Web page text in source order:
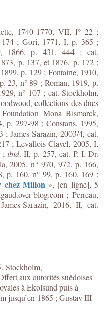
1740-1770, VII, f° 22 ;
; Gori, 1771, I, p. 365 ;
1866, p. 431, 444 ; cat.
p. 137, et 1876, p. 172 ;
p. 129 ; Fontaine, 1910,
23, n° 89 ; Roman, 1919, p.
n° 107 ; cat. Stockholm,
collections des ducs
Mona Bismarck,
p. 297-98 ; Constans, 1995,
James-Sarazin, 2003/4, cat.
; Levallois-Clavel, 2005, I,
; ibid. II, p. 257, cat. P.-I. Dr.
2005, n° 970, 972, p. 166,
p. 160, n° 99, p. 160, 169 ;
chez Millon », [en ligne], 5
blog.com ; Perreau,
Sarazin, 2016, II, cat.
Stockholm,
aux autorités suédoises
à Ekolsund puis à
jusqu’en 1865 ; Gustav III